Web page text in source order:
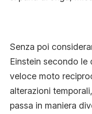
Senza poi
Einstein secondo le
veloce moto
alterazioni
passa in maniera